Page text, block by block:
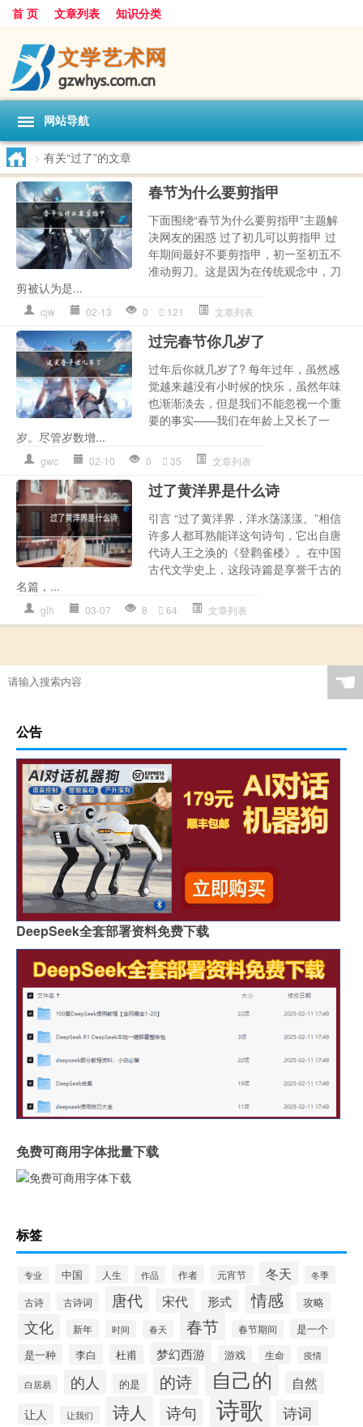
首 页 文章列表 知识分类
网站导航
> 有关“过了”的文章
春节为什么要剪指甲
下面围绕“春节为什么要剪指甲”主题解
决网友的困惑 过了初几可以剪指甲 过
年期间最好不要剪指甲，初一至初五不
准动剪刀。这是因为在传统观念中，刀
剪被认为是...
cjw 02-13 0 121 文章列表
过完春节你几岁了
过年后你就几岁了? 每年过年，虽然感
觉越来越没有小时候的快乐，虽然年味
也渐渐淡去，但是我们不能忽视一个重
要的事实——我们在年龄上又长了一
岁。尽管岁数增...
gwc 02-10 0 35 文章列表
过了黄洋界是什么诗
引言 “过了黄洋界，洋水荡漾漾。”相信
许多人都耳熟能详这句诗句，它出自唐
代诗人王之涣的《登鹳雀楼》。在中国
古代文学史上，这段诗篇是享誉千古的
名篇，...
glh 03-07 8 64 文章列表
☚
公告
DeepSeek全套部署资料免费下载
免费可商用字体批量下载
标签
专业 中国 人生 作品 作者 元宵节 冬天 冬季
古诗 古诗词 唐代 宋代 形式 情感 攻略
文化 新年 时间 春天 春节 春节期间 是一个
是一种 李白 杜甫 梦幻西游 游戏 生命 疫情
白居易 的人 的是 的诗 自己的 自然
让人 让我们 诗人 诗句 诗歌 诗词